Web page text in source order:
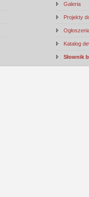
Galeria
Projekty
Katalog
Słownik